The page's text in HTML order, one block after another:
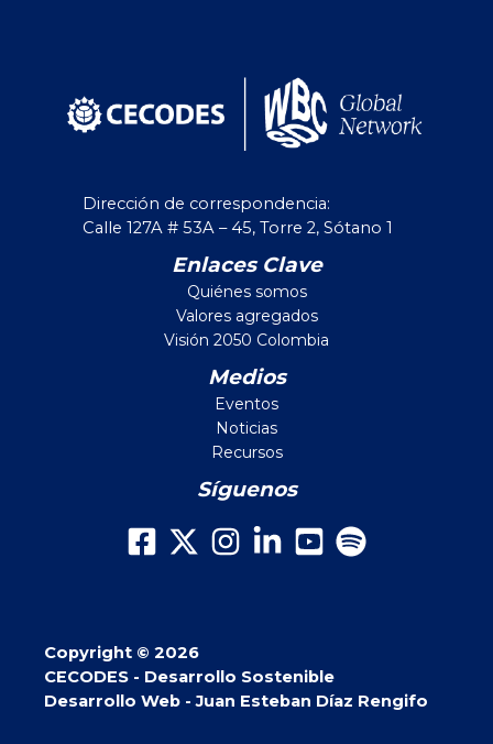
Dirección de correspondencia:
Calle 127A # 53A – 45, Torre 2, Sótano 1
Enlaces Clave
Quiénes somos
Valores agregados
Visión 2050 Colombia
Medios
Eventos
Noticias
Recursos
Síguenos
Copyright © 2026
CECODES - Desarrollo Sostenible
Desarrollo Web - Juan Esteban Díaz Rengifo